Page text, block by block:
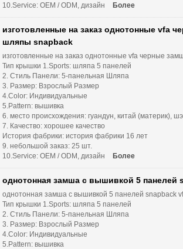
10.Service: OEM / ODM, дизайн
Более
изготовленные на заказ однотонные vfa
шляпы snapback
изготовленные на заказ однотонные vfa черные
Тип крышки 1.Sports: шляпа 5 панелей
2. Стиль Панели: 5-панельная Шляпа
3. Размер: Взрослый Размер
4.Color: Индивидуальные
5.Pattern: вышивка
6. место происхождения: гуандун, китай (материк),
7. Качество: хорошее качество
История фабрики: история фабрики 16 лет
9. небольшой заказ: 25 шт.
10.Service: OEM / ODM, дизайн
Более
однотонная замша с вышивкой 5 панелей
однотонная замша с вышивкой 5 панелей snapback
Тип крышки 1.Sports: шляпа 5 панелей
2. Стиль Панели: 5-панельная Шляпа
3. Размер: Взрослый Размер
4.Color: Индивидуальные
5.Pattern: вышивка